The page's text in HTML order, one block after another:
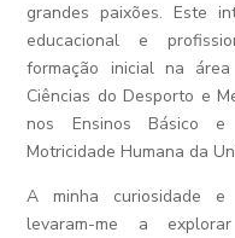
grandes paixões. Este
educacional e
formação inicial na
Ciências do Desporto e
nos Ensinos Básico e
Motricidade Humana da
A minha curiosidade
levaram-me a